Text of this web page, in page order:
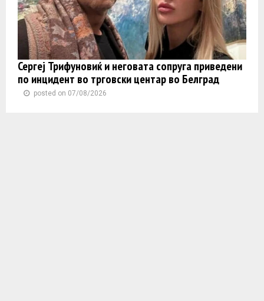
Сергеј Трифуновиќ и неговата сопруга приведени
по инцидент во трговски центар во Белград
posted on 07/08/2026